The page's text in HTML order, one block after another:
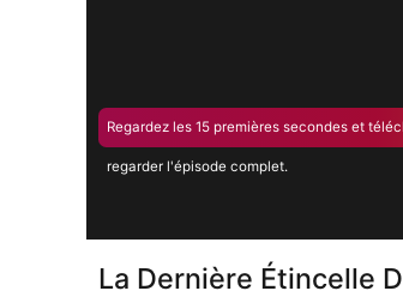
Regardez les 15 premières secondes et
regarder l'épisode complet.
La Dernière Étincelle